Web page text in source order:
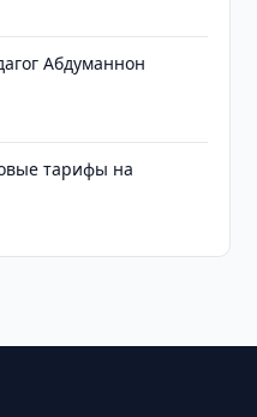
Абдуманнон
тарифы на